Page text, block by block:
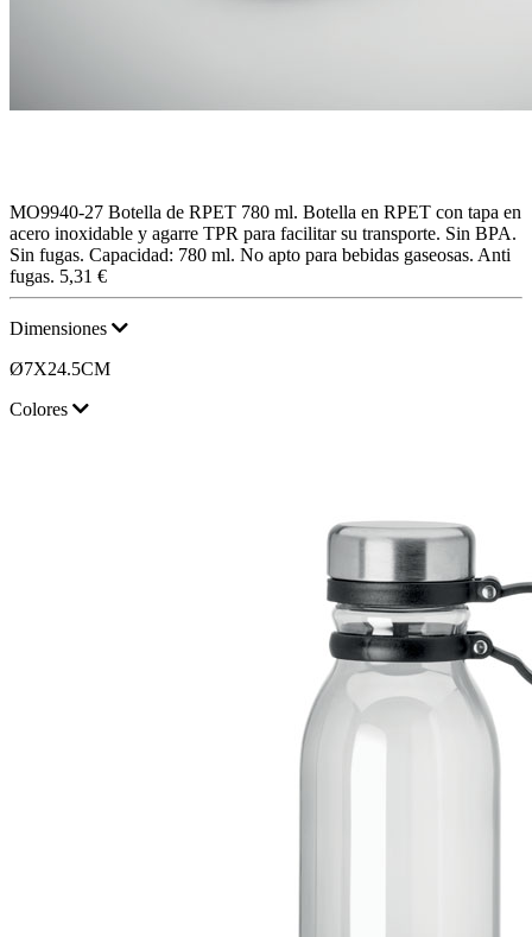
MO9940-27 Botella de RPET 780 ml. Botella en RPET con tapa en
acero inoxidable y agarre TPR para facilitar su transporte. Sin BPA.
Sin fugas. Capacidad: 780 ml. No apto para bebidas gaseosas. Anti
fugas. 5,31 €
Dimensiones
Ø7X24.5CM
Colores